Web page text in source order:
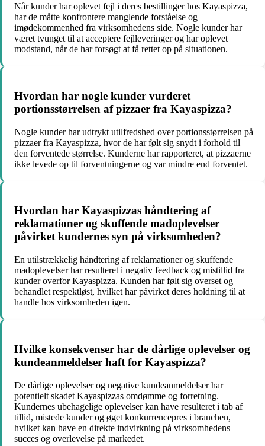
Når kunder har oplevet fejl i deres bestillinger hos Kayaspizza,
har de måtte konfrontere manglende forståelse og
imødekommenhed fra virksomhedens side. Nogle kunder har
været tvunget til at acceptere fejlleveringer og har oplevet
modstand, når de har forsøgt at få rettet op på situationen.
Hvordan har nogle kunder vurderet
portionsstørrelsen af pizzaer fra Kayaspizza?
Nogle kunder har udtrykt utilfredshed over portionsstørrelsen på
pizzaer fra Kayaspizza, hvor de har følt sig snydt i forhold til
den forventede størrelse. Kunderne har rapporteret, at pizzaerne
ikke levede op til forventningerne og var mindre end forventet.
Hvordan har Kayaspizzas håndtering af
reklamationer og skuffende madoplevelser
påvirket kundernes syn på virksomheden?
En utilstrækkelig håndtering af reklamationer og skuffende
madoplevelser har resulteret i negativ feedback og mistillid fra
kunder overfor Kayaspizza. Kunden har følt sig overset og
behandlet respektløst, hvilket har påvirket deres holdning til at
handle hos virksomheden igen.
Hvilke konsekvenser har de dårlige oplevelser og
kundeanmeldelser haft for Kayaspizza?
De dårlige oplevelser og negative kundeanmeldelser har
potentielt skadet Kayaspizzas omdømme og forretning.
Kundernes ubehagelige oplevelser kan have resulteret i tab af
tillid, mistede kunder og øget konkurrencepres i branchen,
hvilket kan have en direkte indvirkning på virksomhedens
succes og overlevelse på markedet.